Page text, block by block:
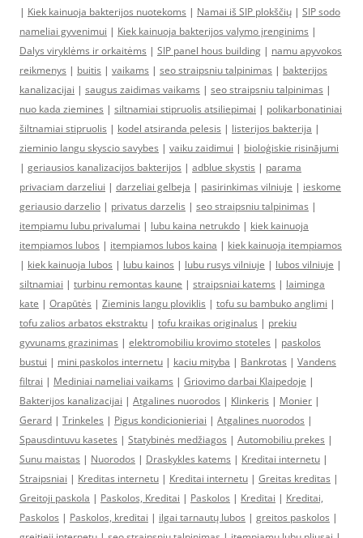
| Kiek kainuoja bakterijos nuotekoms | Namai iš SIP plokščių | SIP sodo
nameliai gyvenimui | Kiek kainuoja bakterijos valymo įrenginims |
Dalys viryklėms ir orkaitėms | SIP panel hous building | namu apyvokos
reikmenys | buitis | vaikams | seo straipsniu talpinimas | bakterijos
kanalizacijai | saugus zaidimas vaikams | seo straipsniu talpinimas |
nuo kada ziemines | siltnamiai stipruolis atsiliepimai | polikarbonatiniai
šiltnamiai stipruolis | kodel atsiranda pelesis | listerijos bakterija |
zieminio langu skyscio savybes | vaiku zaidimui | bioloģiskie risinājumi
| geriausios kanalizacijos bakterijos | adblue skystis | parama
privaciam darzeliui | darzeliai gelbeja | pasirinkimas vilniuje | ieskome
geriausio darzelio | privatus darzelis | seo straipsniu talpinimas |
itempiamu lubu privalumai | lubu kaina netrukdo | kiek kainuoja
itempiamos lubos | itempiamos lubos kaina | kiek kainuoja itempiamos
| kiek kainuoja lubos | lubu kainos | lubu rusys vilniuje | lubos vilniuje |
siltnamiai | turbinu remontas kaune | straipsniai katems | laiminga
kate | Orapūtės | Zieminis langu ploviklis | tofu su bambuko anglimi |
tofu zalios arbatos ekstraktu | tofu kraikas originalus | prekiu
gyvunams grazinimas | elektromobiliu krovimo stoteles | paskolos
bustui | mini paskolos internetu | kaciu mityba | Bankrotas | Vandens
filtrai | Mediniai nameliai vaikams | Griovimo darbai Klaipedoje |
Bakterijos kanalizacijai | Atgalines nuorodos | Klinkeris | Monier |
Gerard | Trinkeles | Pigus kondicionieriai | Atgalines nuorodos |
Spausdintuvu kasetes | Statybinės medžiagos | Automobiliu prekes |
Sunu maistas | Nuorodos | Draskykles katems | Kreditai internetu |
Straipsniai | Kreditas internetu | Kreditai internetu | Greitas kreditas |
Greitoji paskola | Paskolos, Kreditai | Paskolos | Kreditai | Kreditai,
Paskolos | Paskolos, kreditai | ilgai tarnautų lubos | greitos paskolos |